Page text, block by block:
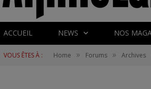
ACCUEIL NEWS NOS
VOUS ÊTES À : Home » Forums » Archives